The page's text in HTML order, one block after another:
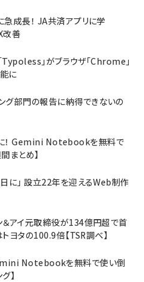
成長！ JA共済アプリに学
改善
」がブラウザ「Chrome」
に
グ部門の報告に納得できないの
！ Gemini Notebookを無料で
まとめ】
に」 設立22年を迎えるWeb制作
＆アイ元取締役が134億円超で首
ヨタの100.9倍【TSR調べ】
Notebookを無料で使い倒
】